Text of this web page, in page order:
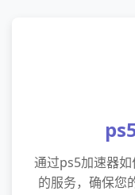
通过ps5加速器
的服务，确保您